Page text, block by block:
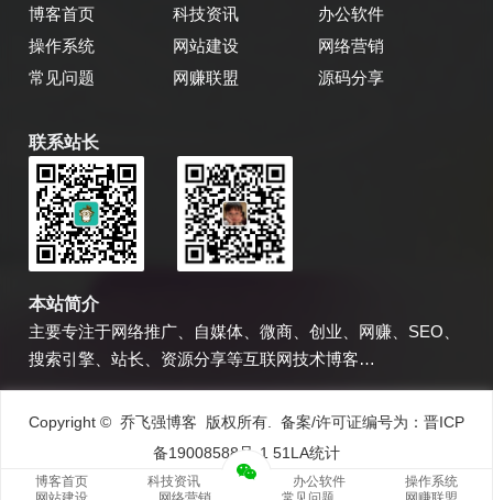
博客首页 科技资讯
办公软件
操作系统
网站建设
网络营销
常见问题
网赚联盟 源码分享
联系站长
本站简介
主要专注于网络推广、自媒体、微商、创业、网赚、SEO、
搜索引擎、站长、资源分享等互联网技术博客…
Copyright © 乔飞强博客 版权所有. 备案/许可证编号为： 晋ICP
备19008588号-1 51LA统计
博客首页 科技资讯 办公软件
操作系统